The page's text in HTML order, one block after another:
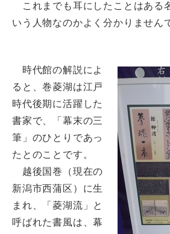
これまでも耳にしたことはある
いう人物なのかよく分かりません
時代館の解説によ
ると、巻菱湖は江戸
時代後期に活躍した
書家で、「幕末の三
筆」のひとりであっ
たとのことです。
越後国巻（現在の
新潟市西蒲区）に生
まれ、「菱湖流」と
呼ばれた書風は、幕